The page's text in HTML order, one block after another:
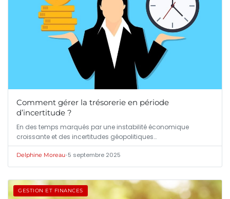
Comment gérer la trésorerie en période
d’incertitude ?
En des temps marqués par une instabilité économique
croissante et des incertitudes géopolitiques…
Delphine Moreau•5 septembre 2025
GESTION ET FINANCES